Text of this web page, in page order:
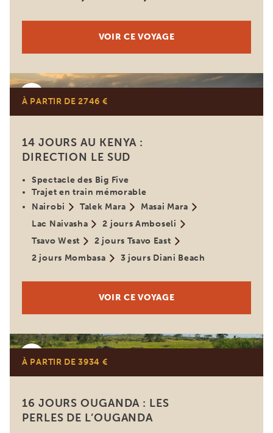
VOIR CE VOYAGE
Kenya
À PARTIR DE 2746 €
14 JOURS AU KENYA :
DIRECTION LE SUD
Spectacle des Big Five
Trajet en train mémorable
Nairobi
Talek Mara
Masai Mara
Lac Naivasha
2 jours Amboseli
Tsavo West
2 jours Tsavo East
2 jours Mombasa
3 jours Diani Beach
VOIR CE VOYAGE
Ouganda
À PARTIR DE 3934 €
16 JOURS OUGANDA : LES
PERLES DE L’OUGANDA